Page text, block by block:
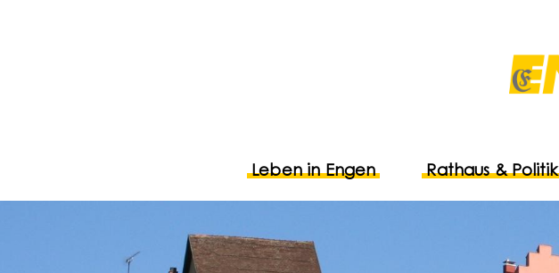
Leben in Engen Rathaus & Politik